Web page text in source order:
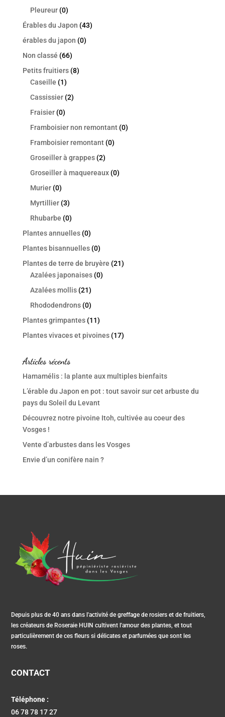
Pleureur (0)
Érables du Japon (43)
érables du japon (0)
Non classé (66)
Petits fruitiers (8)
Caseille (1)
Cassissier (2)
Fraisier (0)
Framboisier non remontant (0)
Framboisier remontant (0)
Groseiller à grappes (2)
Groseiller à maquereaux (0)
Murier (0)
Myrtillier (3)
Rhubarbe (0)
Plantes annuelles (0)
Plantes bisannuelles (0)
Plantes de terre de bruyère (21)
Azalées japonaises (0)
Azalées mollis (21)
Rhododendrons (0)
Plantes grimpantes (11)
Plantes vivaces et pivoines (17)
Articles récents
Hamamélis : la plante aux multiples bienfaits
L’érable du Japon en pot : tout savoir sur cet arbuste du
pays du Soleil du Levant
Découvrez notre pivoine Itoh, cultivée au coeur des
Vosges !
Vente d’arbustes dans les Vosges
Envie d’un conifère nain ?
Depuis plus de 40 ans dans l'activité de greffage de rosiers et de fruitiers,
les créateurs de Roseraie HUIN cultivent l'amour des plantes, et tout
particulièrement de ces fleurs si délicates et parfumées que sont les
roses.
CONTACT
Téléphone :
06 78 78 17 27